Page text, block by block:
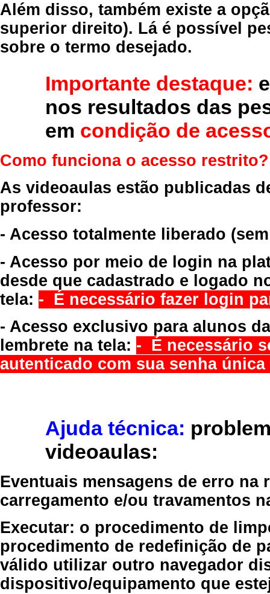
Além disso, também existe a
superior direito). Lá é possível
sobre o termo desejado.
Importante destaque:
nos resultados das
em condição de
Como funciona o acesso restrito?
As videoaulas estão publicadas
professor:
- Acesso totalmente liberado
- Acesso por meio de login na
desde que cadastrado e logado
tela: - É necessário fazer login
- Acesso exclusivo para alunos
lembrete na tela: - É necessário
autenticado com sua senha
Ajuda técnica:
videoaulas:
Eventuais mensagens de erro
carregamento e/ou travamentos
Executar: o procedimento de
procedimento de redefinição de
válido utilizar outro navegador
dispositivo/equipamento que